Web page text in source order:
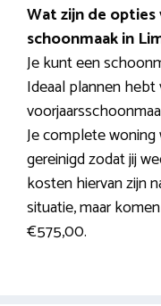
Wat zijn de
schoonmaak in
Je kunt een
Ideaal plannen
Je complete
gereinigd zodat jij
kosten hiervan zijn
situatie, maar
€575,00.